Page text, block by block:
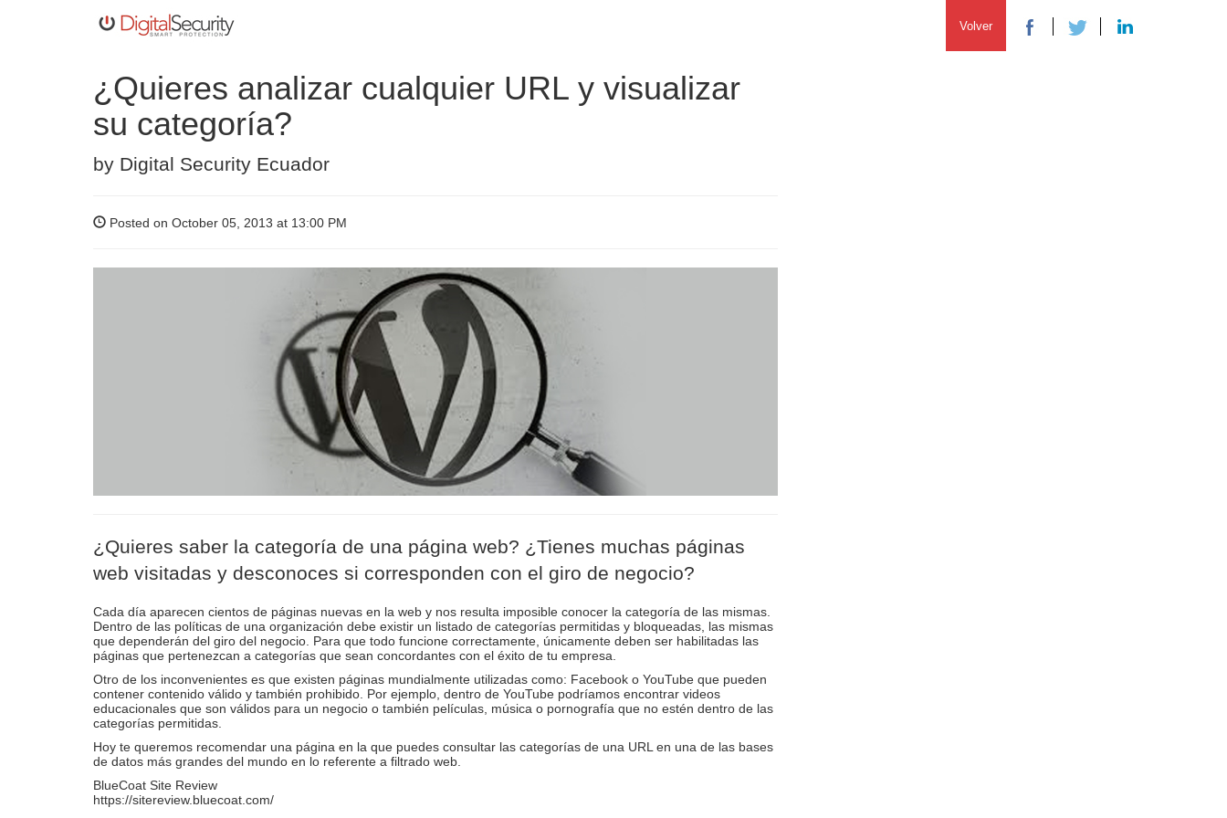
Volver
¿Quieres analizar cualquier URL y visualizar
su categoría?
by Digital Security Ecuador
Posted on October 05, 2013 at 13:00 PM
¿Quieres saber la categoría de una página web? ¿Tienes muchas páginas
web visitadas y desconoces si corresponden con el giro de negocio?
Cada día aparecen cientos de páginas nuevas en la web y nos resulta imposible conocer la categoría de las mismas.
Dentro de las políticas de una organización debe existir un listado de categorías permitidas y bloqueadas, las mismas
que dependerán del giro del negocio. Para que todo funcione correctamente, únicamente deben ser habilitadas las
páginas que pertenezcan a categorías que sean concordantes con el éxito de tu empresa.
Otro de los inconvenientes es que existen páginas mundialmente utilizadas como: Facebook o YouTube que pueden
contener contenido válido y también prohibido. Por ejemplo, dentro de YouTube podríamos encontrar videos
educacionales que son válidos para un negocio o también películas, música o pornografía que no estén dentro de las
categorías permitidas.
Hoy te queremos recomendar una página en la que puedes consultar las categorías de una URL en una de las bases
de datos más grandes del mundo en lo referente a filtrado web.
BlueCoat Site Review
https://sitereview.bluecoat.com/